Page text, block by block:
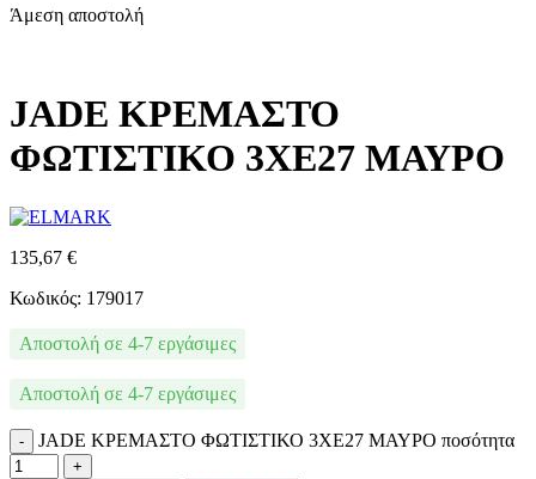
Άμεση αποστολή
JADE ΚΡΕΜΑΣΤΟ
ΦΩΤΙΣΤΙΚΟ 3XE27 ΜΑΥΡΟ
135,67 €
Κωδικός: 179017
Αποστολή σε 4-7 εργάσιμες
Αποστολή σε 4-7 εργάσιμες
JADE ΚΡΕΜΑΣΤΟ ΦΩΤΙΣΤΙΚΟ 3XE27 ΜΑΥΡΟ ποσότητα